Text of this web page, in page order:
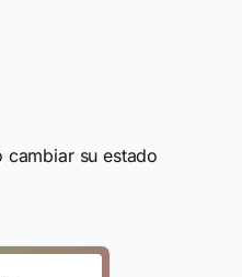
cambiar su estado